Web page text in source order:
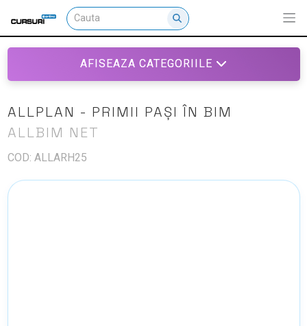
AFISEAZA CATEGORIILE
ALLPLAN - PRIMII PAȘI ÎN BIM
ALLBIM NET
COD: ALLARH25